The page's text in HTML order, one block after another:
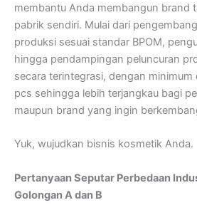
membantu Anda membangun brand
pabrik sendiri. Mulai dari
produksi sesuai standar BPOM,
hingga pendampingan peluncuran
secara terintegrasi, dengan
pcs sehingga lebih terjangkau bagi
maupun brand yang ingin
Yuk, wujudkan bisnis kosmetik Anda.
Pertanyaan Seputar Perbedaan
Golongan A dan B